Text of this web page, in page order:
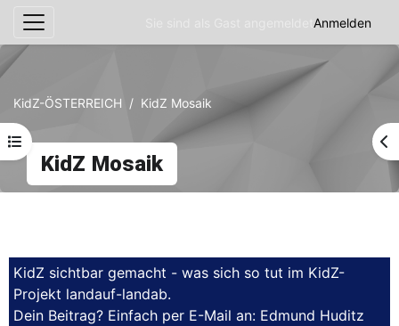
Zum Hauptinhalt
Anmelden
KidZ-ÖSTERREICH KidZ Mosaik
KidZ Mosaik
Kursindex öffnen
Abschnittsübersicht
KidZ sichtbar gemacht - was sich so tut im KidZ-
Projekt landauf-landab.
Dein Beitrag? Einfach per E-Mail an: Edmund Huditz